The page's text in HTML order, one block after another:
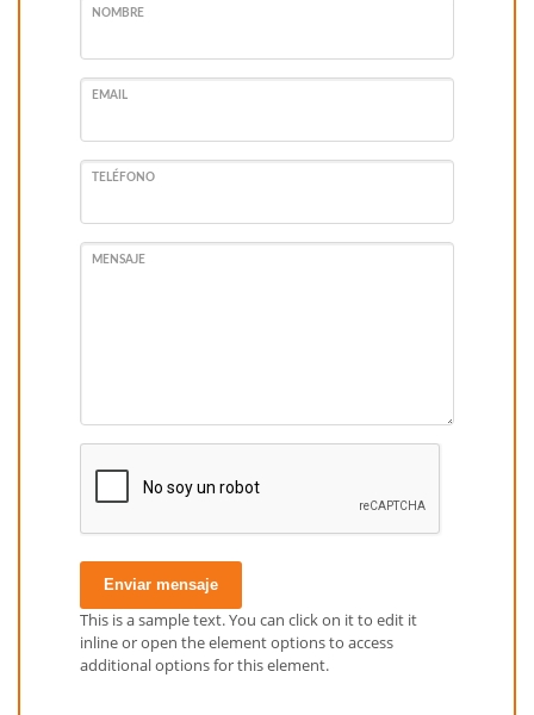
NOMBRE
EMAIL
TELÉFONO
MENSAJE
Enviar mensaje
This is a sample text. You can click on it to edit it
inline or open the element options to access
additional options for this element.